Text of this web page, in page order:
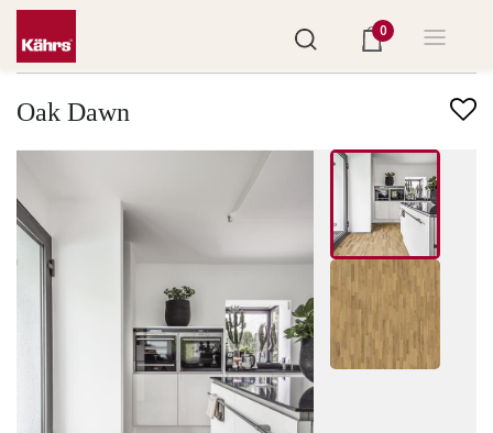
0
Finndu annað gólf
Oak Dawn